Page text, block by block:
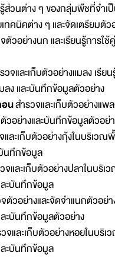
ส่วนต่าง ๆ ของกลุ่มพืชที่จำเ
ทคนิคต่าง ๆ และจัดเตรียมตั
ตัวอย่างนก และเรียนรู้การ
วจและเก็บตัวอย่างแมลง เรี
ลง และบันทึกข้อมูลตัวอย่าง
นสำรวจและเก็บตัวอย่างแ
อย่างและบันทึกข้อมูลตัวอย่
และเก็บตัวอย่างกุ้งในบริเว
นทึกข้อมูล
จและเก็บตัวอย่างปลาในบริ
ะบันทึกข้อมูล
ตัวอย่างและจัดจำแนกตัวอย่
ะบันทึกข้อมูลตัวอย่าง
จและเก็บตัวอย่างหอยในบริ
ะบันทึกข้อมูล